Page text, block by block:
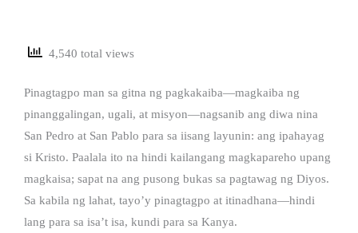
4,540 total views
Pinagtagpo man sa gitna ng pagkakaiba—magkaiba ng
pinanggalingan, ugali, at misyon—nagsanib ang diwa nina
San Pedro at San Pablo para sa iisang layunin: ang ipahayag
si Kristo. Paalala ito na hindi kailangang magkapareho upang
magkaisa; sapat na ang pusong bukas sa pagtawag ng Diyos.
Sa kabila ng lahat, tayo’y pinagtagpo at itinadhana—hindi
lang para sa isa’t isa, kundi para sa Kanya.